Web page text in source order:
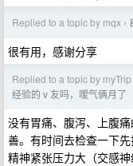
Replied to a topic by mqx ›
很有用，感谢分享
Replied to a topic by myTrip
经验的 v 友吗，嗳气俩月了
没有胃痛、腹泻、上腹
善。有时间去检查一下
精神紧张压力大（交感